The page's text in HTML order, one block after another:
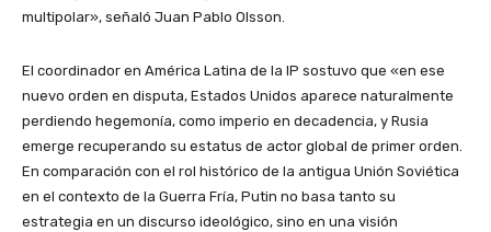
multipolar», señaló Juan Pablo Olsson.
El coordinador en América Latina de la IP sostuvo que «en ese
nuevo orden en disputa, Estados Unidos aparece naturalmente
perdiendo hegemonía, como imperio en decadencia, y Rusia
emerge recuperando su estatus de actor global de primer orden.
En comparación con el rol histórico de la antigua Unión Soviética
en el contexto de la Guerra Fría, Putin no basa tanto su
estrategia en un discurso ideológico, sino en una visión